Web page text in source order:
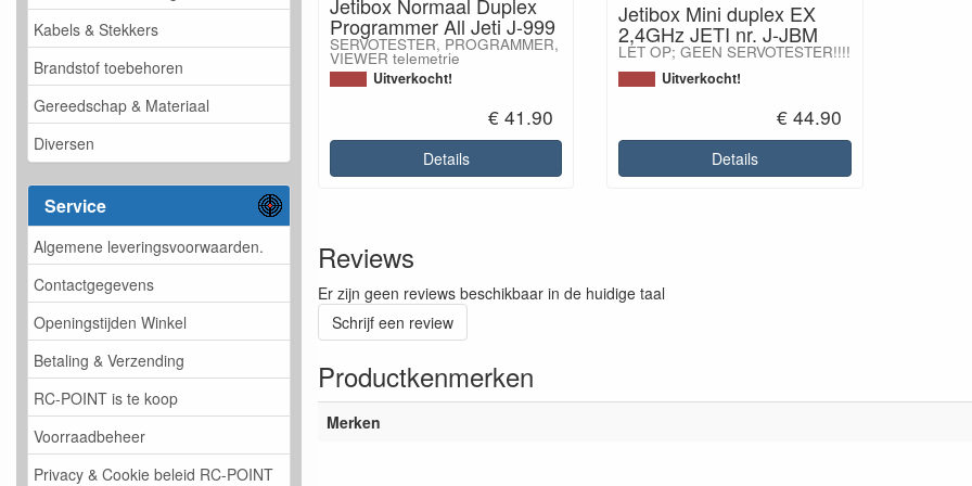
Kabels & Stekkers
Brandstof toebehoren
Gereedschap & Materiaal
Diversen
Service
Algemene leveringsvoorwaarden.
Contactgegevens
Openingstijden Winkel
Betaling & Verzending
RC-POINT is te koop
Voorraadbeheer
Privacy & Cookie beleid RC-POINT
Programmer All Jeti J-999
SERVOTESTER, PROGRAMMER,
VIEWER telemetrie
Uitverkocht!
€ 41.90
Details
Jetibox Mini duplex EX
2,4GHz JETI nr. J-JBM
LET OP; GEEN SERVOTESTER!!!!
Uitverkocht!
€ 44.90
Details
Reviews
Er zijn geen reviews beschikbaar in de huidige taal
Schrijf een review
Productkenmerken
Merken